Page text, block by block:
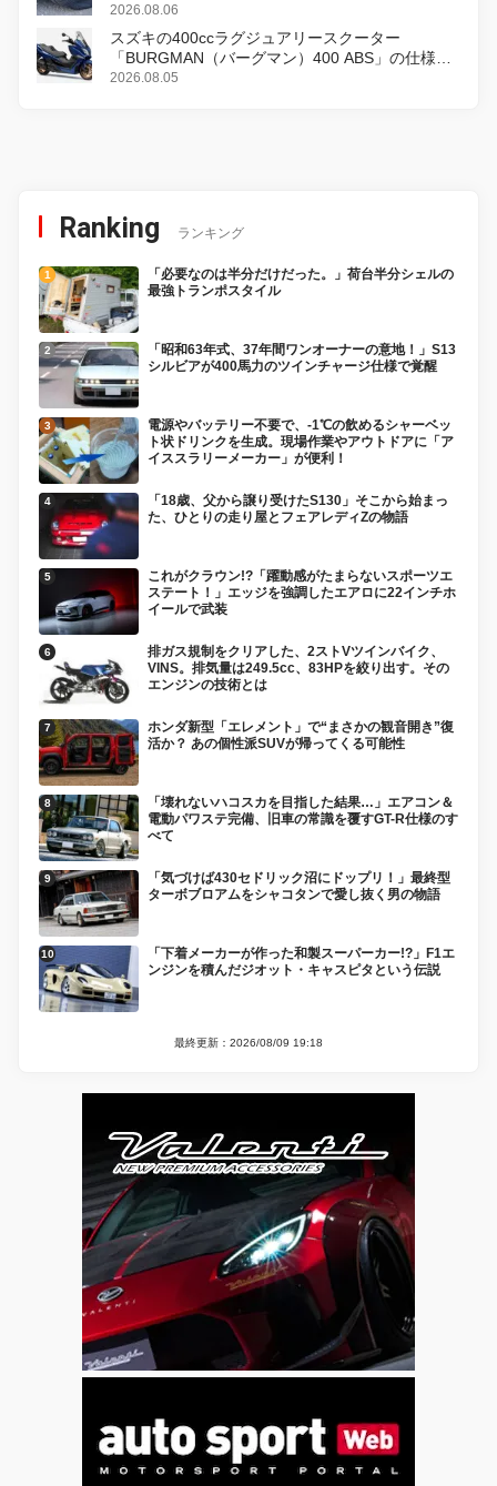
2026.08.06
スズキの400ccラグジュアリースクーター
「BURGMAN（バーグマン）400 ABS」の仕様を
変更し、8月18日に発売
2026.08.05
Ranking ランキング
「必要なのは半分だけだった。」荷台半分シェルの
最強トランポスタイル
「昭和63年式、37年間ワンオーナーの意地！」S13
シルビアが400馬力のツインチャージ仕様で覚醒
電源やバッテリー不要で、-1℃の飲めるシャーベッ
ト状ドリンクを生成。現場作業やアウトドアに「ア
イススラリーメーカー」が便利！
「18歳、父から譲り受けたS130」そこから始まっ
た、ひとりの走り屋とフェアレディZの物語
これがクラウン!?「躍動感がたまらないスポーツエ
ステート！」エッジを強調したエアロに22インチホ
イールで武装
排ガス規制をクリアした、2ストVツインバイク、
VINS。排気量は249.5cc、83HPを絞り出す。その
エンジンの技術とは
ホンダ新型「エレメント」で“まさかの観音開き”復
活か？ あの個性派SUVが帰ってくる可能性
「壊れないハコスカを目指した結果…」エアコン＆
電動パワステ完備、旧車の常識を覆すGT-R仕様のす
べて
「気づけば430セドリック沼にドップリ！」最終型
ターボブロアムをシャコタンで愛し抜く男の物語
「下着メーカーが作った和製スーパーカー!?」F1エ
ンジンを積んだジオット・キャスピタという伝説
最終更新：2026/08/09 19:18